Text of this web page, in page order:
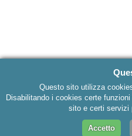
Questo sito utilizza
Disabilitando i cookies certe
sito e certi servizi
Accetto